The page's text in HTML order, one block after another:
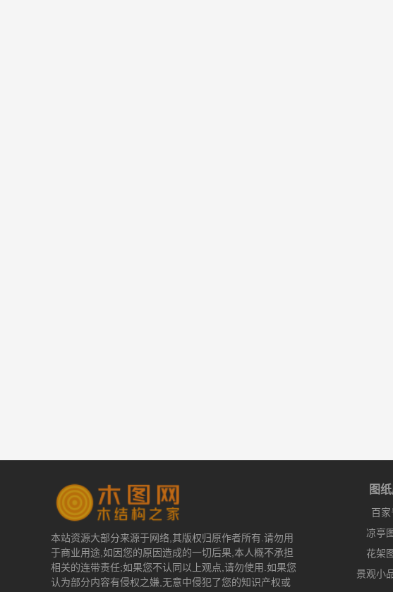
本站资源大部分来源于网络,其版权归原作者所有.请勿用
于商业用途,如因您的原因造成的一切后果,本人概不承担
相关的连带责任;如果您不认同以上观点,请勿使用.如果您
认为部分内容有侵权之嫌,无意中侵犯了您的知识产权或
图
百家
凉亭
花架
景观小